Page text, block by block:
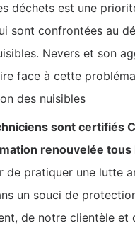
déchets est une
sont confrontées au
Nevers et son
face à cette
des nuisibles
sont certifiés
renouvelée tous
de pratiquer une lutte
un souci de
de notre clientèle et